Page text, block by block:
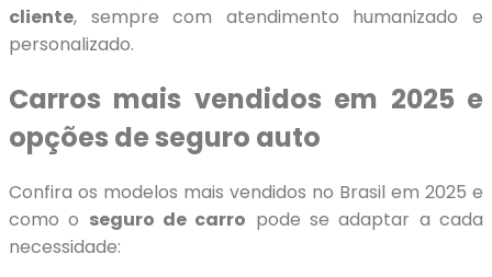
cliente, sempre com atendimento humanizado e
personalizado.
Carros mais vendidos em 2025 e
opções de seguro auto
Confira os modelos mais vendidos no Brasil em 2025 e
como o seguro de carro pode se adaptar a cada
necessidade: